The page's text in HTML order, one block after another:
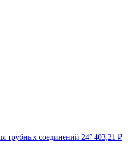
403,21 ₽